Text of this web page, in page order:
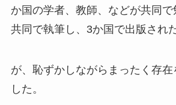
か国の学者、教師、などが共同で
共同で執筆し、3か国で出版され
が、恥ずかしながらまったく存
した。